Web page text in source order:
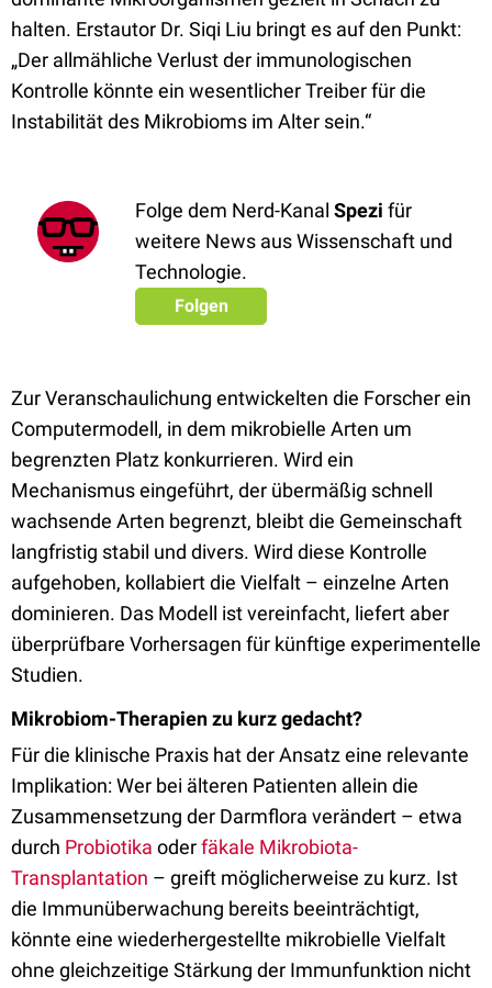
halten. Erstautor Dr. Siqi Liu bringt es auf den Punkt:
„Der allmähliche Verlust der immunologischen
Kontrolle könnte ein wesentlicher Treiber für die
Instabilität des Mikrobioms im Alter sein.“
Folge dem Nerd-Kanal Spezi für
weitere News aus Wissenschaft und
Technologie.
Folgen
Zur Veranschaulichung entwickelten die Forscher ein
Computermodell, in dem mikrobielle Arten um
begrenzten Platz konkurrieren. Wird ein
Mechanismus eingeführt, der übermäßig schnell
wachsende Arten begrenzt, bleibt die Gemeinschaft
langfristig stabil und divers. Wird diese Kontrolle
aufgehoben, kollabiert die Vielfalt – einzelne Arten
dominieren. Das Modell ist vereinfacht, liefert aber
überprüfbare Vorhersagen für künftige experimentelle
Studien.
Mikrobiom-Therapien zu kurz gedacht?
Für die klinische Praxis hat der Ansatz eine relevante
Implikation: Wer bei älteren Patienten allein die
Zusammensetzung der Darmflora verändert – etwa
durch Probiotika oderfäkale Mikrobiota-
Transplantation – greift möglicherweise zu kurz. Ist
die Immunüberwachung bereits beeinträchtigt,
könnte eine wiederhergestellte mikrobielle Vielfalt
ohne gleichzeitige Stärkung der Immunfunktion nicht